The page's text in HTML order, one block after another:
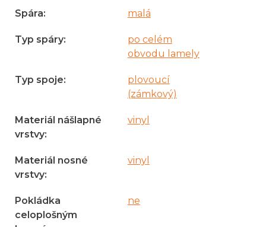
Spára: malá
Typ spáry:
po celém
obvodu lamely
Typ spoje:
plovoucí
(zámkový)
Materiál nášlapné
vrstvy:
vinyl
Materiál nosné
vrstvy:
vinyl
Pokládka
celoplošným
ne